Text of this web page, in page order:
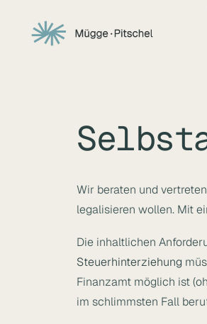
Wir beraten und
legalisieren wollen. Mit
Die inhaltlichen
Steuerhinterziehung
Finanzamt möglich ist
im schlimmsten Fall